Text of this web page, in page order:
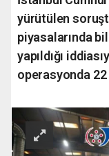
yürütülen
piyasalarında
yapıldığı
operasyonda 22